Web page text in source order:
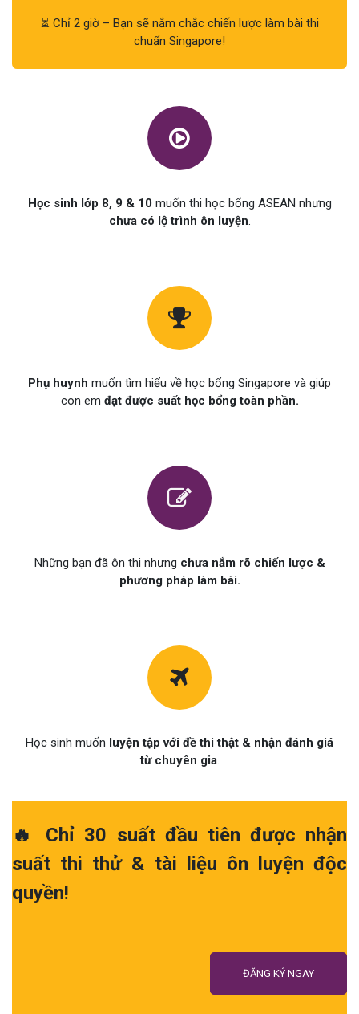
⏳ Chỉ 2 giờ – Bạn sẽ nắm chắc chiến lược làm bài thi
chuẩn Singapore!
Học sinh lớp 8, 9 & 10muốn thi học bổng ASEAN nhưng
chưa có lộ trình ôn luyện.
Phụ huynh muốn tìm hiểu về học bổng Singapore và giúp
con em đạt được suất học bổng toàn phần.
Những bạn đã ôn thi nhưng chưa nắm rõ chiến lược &
phương pháp làm bài.
Học sinh muốn luyện tập với đề thi thật & nhận đánh giá
từ chuyên gia.
🔥 Chỉ 30 suất đầu tiên được nhận
suất thi thử & tài liệu ôn luyện độc
quyền!
ĐĂNG KÝ NGAY